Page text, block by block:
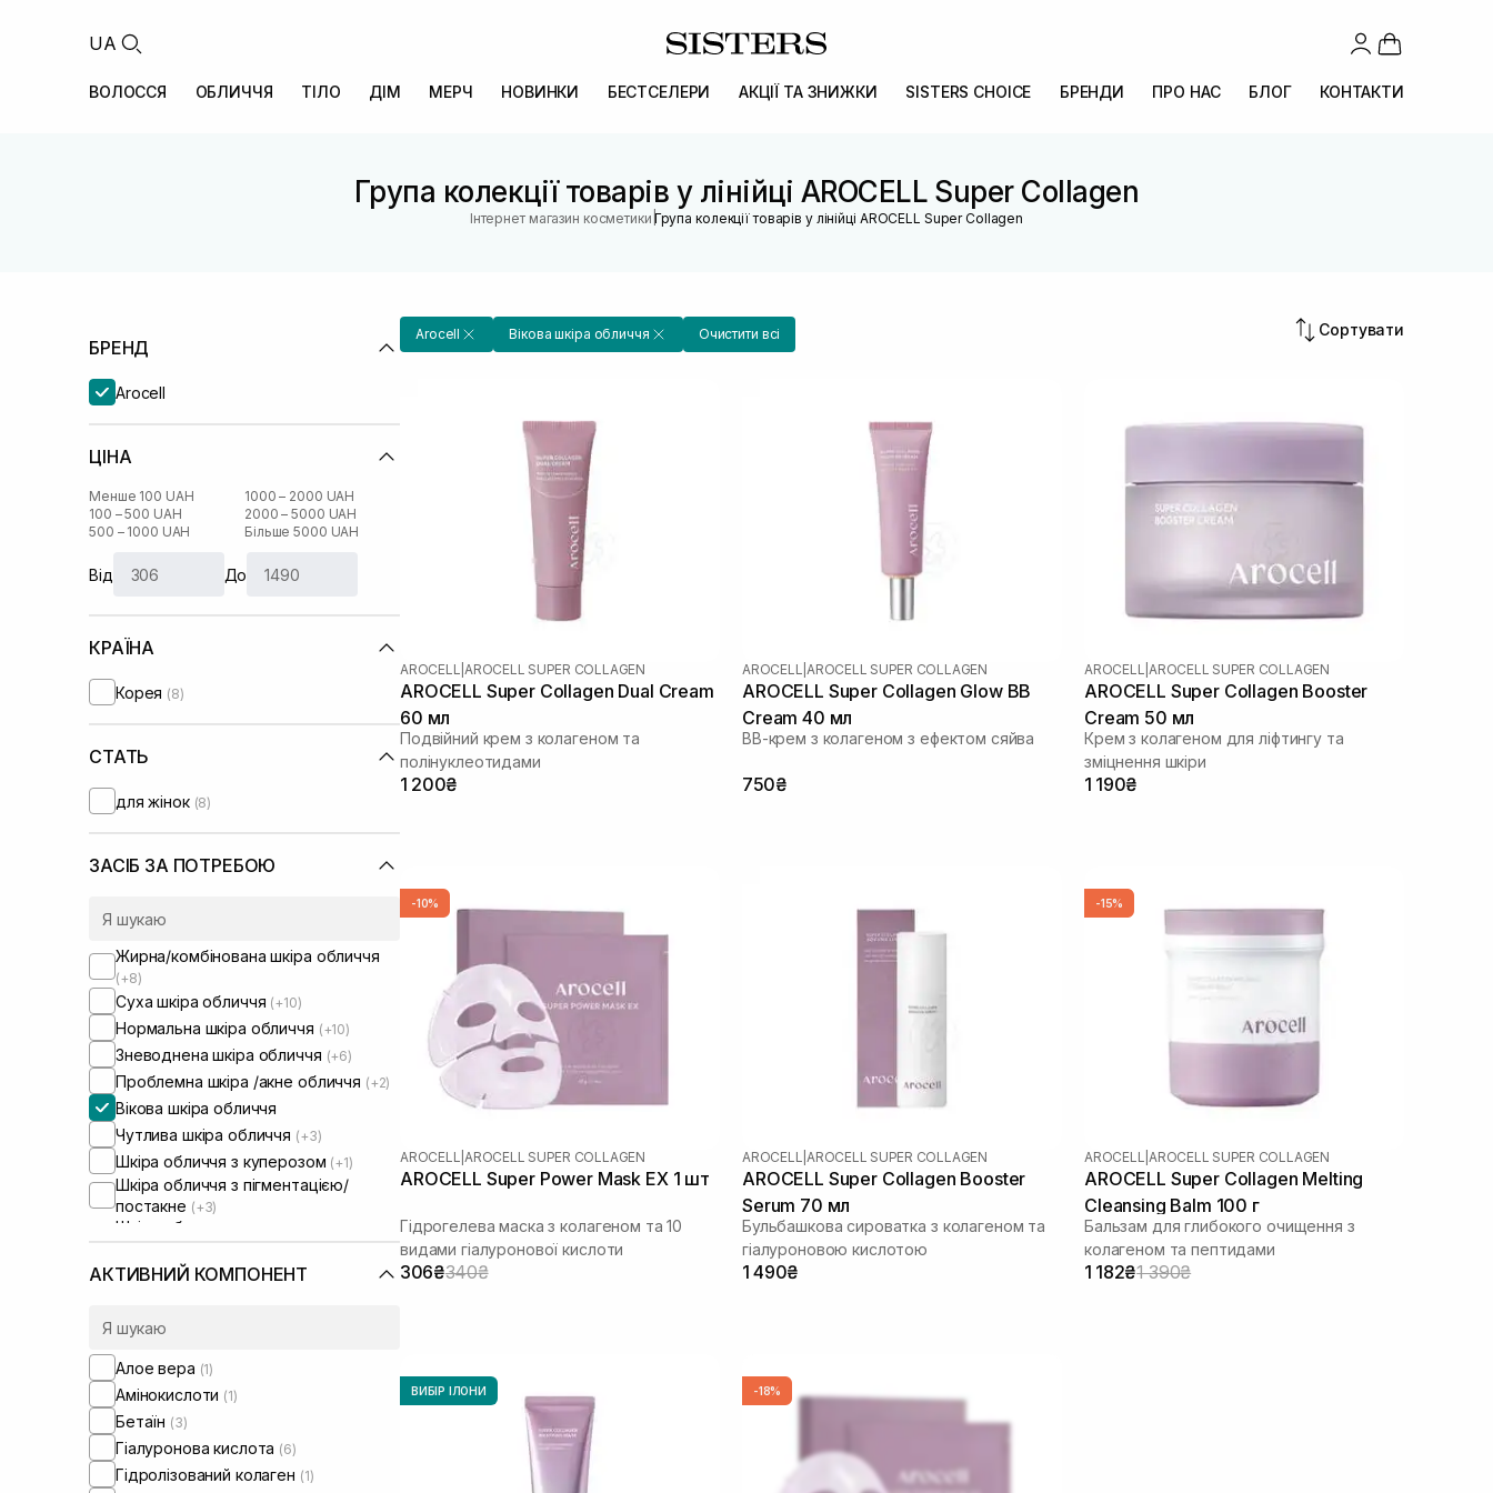
UA
ВОЛОССЯ ОБЛИЧЧЯ ТІЛО ДІМ МЕРЧ НОВИНКИ БЕСТСЕЛЕРИ АКЦІЇ ТА ЗНИЖКИ SISTERS CHOICE БРЕНДИ ПРО НАС БЛОГ КОНТАКТИ
Група колекції товарів у лінійці AROCELL Super Collagen
Інтернет магазин косметики |Група колекції товарів у лінійці AROCELL Super Collagen
БРЕНД
Arocell
ЦІНА
Менше 100 UAH
100 – 500 UAH
500 – 1000 UAH
1000 – 2000 UAH
2000 – 5000 UAH
Більше 5000 UAH
Від До
КРАЇНА
Корея (8)
СТАТЬ
для жінок (8)
ЗАСІБ ЗА ПОТРЕБОЮ
Жирна/комбінована шкіра обличчя
(+8)
Суха шкіра обличчя (+10)
Нормальна шкіра обличчя (+10)
Зневоднена шкіра обличчя (+6)
Проблемна шкіра /акне обличчя (+2)
Вікова шкіра обличчя
Чутлива шкіра обличчя (+3)
Шкіра обличчя з куперозом (+1)
Шкіра обличчя з пігментацією/
постакне (+3)
Шкіра обличчя з розширеними
порами
Шкіра обличчя з порушеним
мікробіомом
АКТИВНИЙ КОМПОНЕНТ
Алое вера (1)
Амінокислоти (1)
Бетаїн (3)
Гіалуронова кислота (6)
Гідролізований колаген (1)
Arocell Вікова шкіра обличчя Очистити всі Сортувати
AROCELL AROCELL SUPER COLLAGEN
AROCELL Super Collagen Dual Cream
60 мл
Подвійний крем з колагеном та
полінуклеотидами
1 200₴
AROCELL AROCELL SUPER COLLAGEN
AROCELL Super Collagen Glow BB
Cream 40 мл
ВВ-крем з колагеном з ефектом сяйва
750₴
AROCELL AROCELL SUPER COLLAGEN
AROCELL Super Collagen Booster
Cream 50 мл
Крем з колагеном для ліфтингу та
зміцнення шкіри
1 190₴
-10%
AROCELL AROCELL SUPER COLLAGEN
AROCELL Super Power Mask EX 1 шт
Гідрогелева маска з колагеном та 10
видами гіалуронової кислоти
306₴340₴
AROCELL AROCELL SUPER COLLAGEN
AROCELL Super Collagen Booster
Serum 70 мл
Бульбашкова сироватка з колагеном та
гіалуроновою кислотою
1 490₴
-15%
AROCELL AROCELL SUPER COLLAGEN
AROCELL Super Collagen Melting
Cleansing Balm 100 г
Бальзам для глибокого очищення з
колагеном та пептидами
1 182₴1 390₴
ВИБІР ІЛОНИ -18%